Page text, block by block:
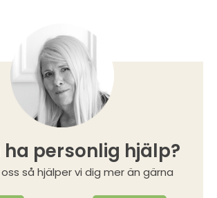
ha personlig hjälp?
så hjälper vi dig mer än gärna